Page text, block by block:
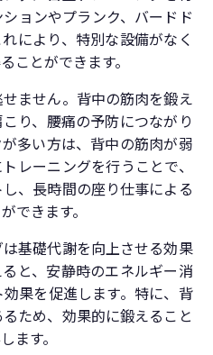
ョンやプランク、バードド
により、特別な設備がなく
ことができます。
ません。背中の筋肉を鍛え
り、腰痛の予防につながり
多い方は、背中の筋肉が弱
レーニングを行うことで、
、長時間の座り仕事による
できます。
基礎代謝を向上させる効果
と、安静時のエネルギー消
果を促進します。特に、背
ため、効果的に鍛えること
ます。